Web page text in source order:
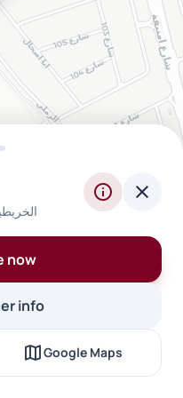
الخريطيات،
info close
now
info
mapGoogle Maps